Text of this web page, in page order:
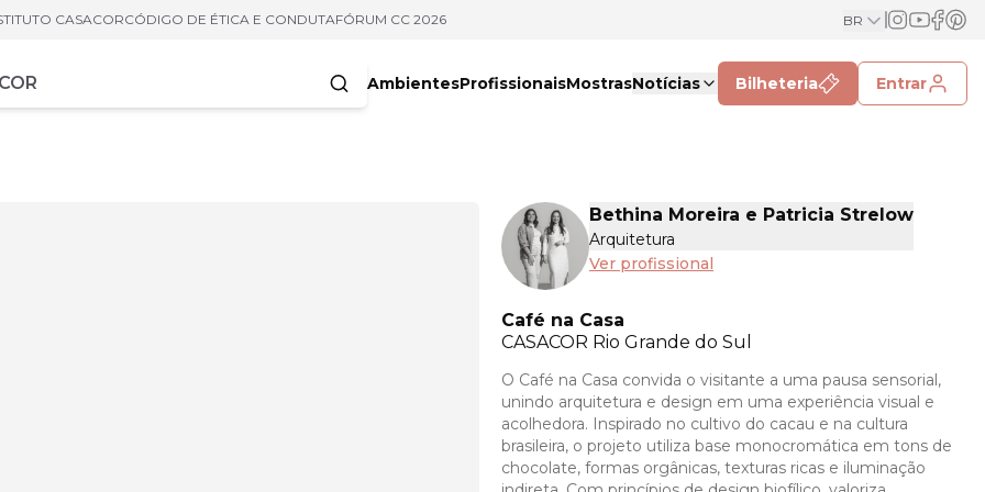
CASACORCÓDIGO DE ÉTICA E CONDUTAFÓRUM CC 2026 BR
AmbientesProfissionaisMostrasNotícias Bilheteria Entrar
Bethina Moreira e Patricia Strelow
Arquitetura
Ver profissional
Café na Casa
CASACOR Rio Grande do Sul
O Café na Casa convida o visitante a uma pausa sensorial,
unindo arquitetura e design em uma experiência visual e
acolhedora. Inspirado no cultivo do cacau e na cultura
brasileira, o projeto utiliza base monocromática em tons de
chocolate, formas orgânicas, texturas ricas e iluminação